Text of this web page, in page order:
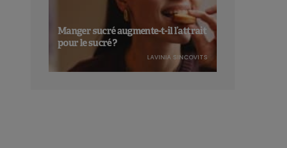
Manger sucré augmente-t-il l’attrait
pour le sucré ?
LAVINIA SINCOVITS